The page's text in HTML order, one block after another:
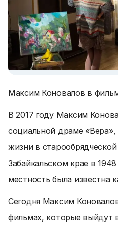
Максим Коновалов в
В 2017 году Максим
социальной драме «Вера»,
жизни в
Забайкальском крае в
местность была известна
Сегодня Максим
фильмах, которые выйдут